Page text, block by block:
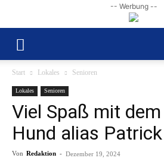
-- Werbung --
Start Lokales Senioren
Lokales Senioren
Viel Spaß mit
Hund alias
Von Redaktion - Dezember 19, 2024